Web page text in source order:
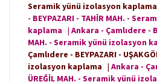
Seramik yünü izolasyon kaplama
- BEYPAZARI - TAHİR MAH. -
kaplama | Ankara - Çamlıdere -
MAH. - Seramik yünü izolasyon
Çamlıdere - BEYPAZARI -
izolasyon kaplama | Ankara -
ÜREĞİL MAH. - Seramik yünü